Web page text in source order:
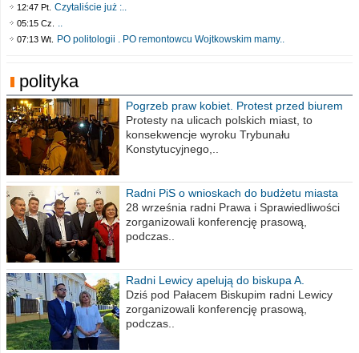
12:47 Pt. Czytaliście już :..
05:15 Cz. ..
07:13 Wt. PO politologii . PO remontowcu Wojtkowskim mamy..
polityka
Pogrzeb praw kobiet. Protest przed biurem
poselskim PiS
Protesty na ulicach polskich miast, to
konsekwencje wyroku Trybunału
Konstytucyjnego,..
Radni PiS o wnioskach do budżetu miasta
na 2021 rok
28 września radni Prawa i Sprawiedliwości
zorganizowali konferencję prasową,
podczas..
Radni Lewicy apelują do biskupa A.
Wiesława Meringa
Dziś pod Pałacem Biskupim radni Lewicy
zorganizowali konferencję prasową,
podczas..